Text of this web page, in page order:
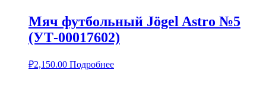
Мяч футбольный Jögel Astro №5
(УТ-00017602)
₽2,150.00 Подробнее